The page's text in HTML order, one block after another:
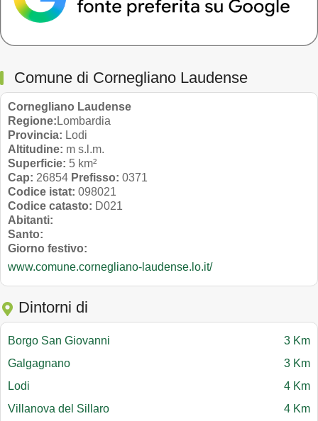
Comune di Cornegliano Laudense
Cornegliano Laudense
Regione: Lombardia
Provincia: Lodi
Altitudine: m s.l.m.
Superficie: 5 km²
Cap: 26854 Prefisso: 0371
Codice istat: 098021
Codice catasto: D021
Abitanti:
Santo:
Giorno festivo:
www.comune.cornegliano-laudense.lo.it/
Dintorni di
Borgo San Giovanni
3 Km
Galgagnano
3 Km
Lodi
4 Km
Villanova del Sillaro
4 Km